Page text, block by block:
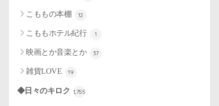
こももの本棚 12
こももホテル紀行 1
映画とか音楽とか 37
雑貨LOVE 19
◆日々のキロク 1,755